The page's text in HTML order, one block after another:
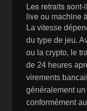
Les retraits
live ou machine
La vitesse
du type de jeu.
ou la crypto, le
de 24 heures
virements
généralement
conformément